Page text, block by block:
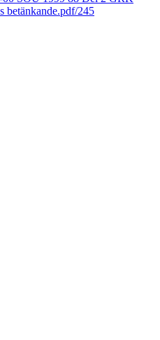
betänkande.pdf/245